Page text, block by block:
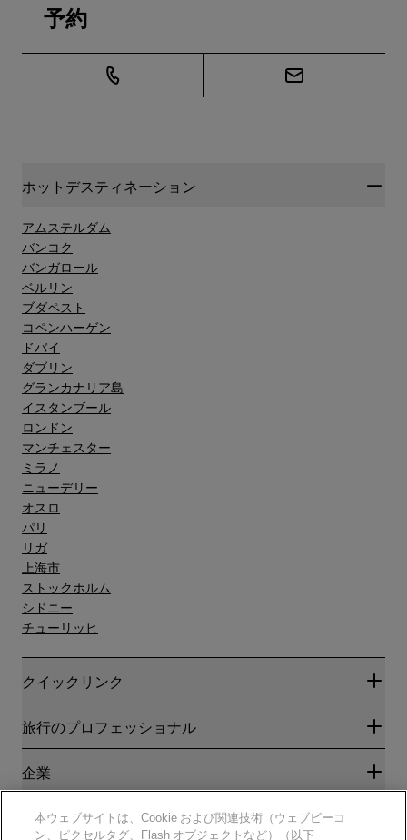
予約
ホットデスティネーション
アムステルダム
バンコク
バンガロール
ベルリン
ブダペスト
コペンハーゲン
ドバイ
ダブリン
グランカナリア島"
イスタンブール
ロンドン
マンチェスター
ミラノ
ニューデリー
オスロ
パリ
リガ
上海市
ストックホルム
シドニー
チューリッヒ
クイックリンク
Radisson Rewards
ブログ
目的地
ラディソンホテルアプリ
旅行のプロフェッショナル
パートナー
旅行代理店
企業
Radisson Hotel Group
メディア
法務
本ウェブサイトは、Cookie および関連技術（ウェブビーコ
ン、ピクセルタグ、Flash オブジェクトなど）（以下